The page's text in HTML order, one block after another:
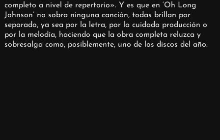
completo a nivel de repertorio». Y es que en ‘Oh Long
Johnson’ no sobra ninguna canción, todas brillan por
separado, ya sea por la letra, por la cuidada producción o
por la melodía, haciendo que la obra completa reluzca y
sobresalga como, posiblemente, uno de los discos del año.